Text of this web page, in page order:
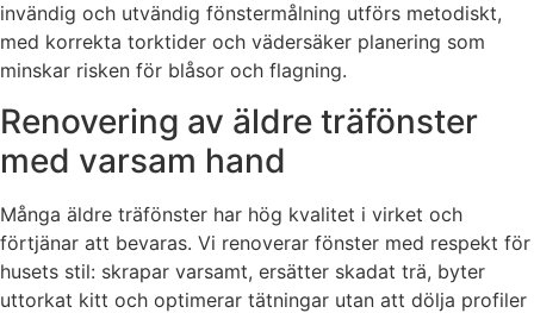
invändig och utvändig fönstermålning utförs metodiskt,
med korrekta torktider och vädersäker planering som
minskar risken för blåsor och flagning.
Renovering av äldre träfönster
med varsam hand
Många äldre träfönster har hög kvalitet i virket och
förtjänar att bevaras. Vi renoverar fönster med respekt för
husets stil: skrapar varsamt, ersätter skadat trä, byter
uttorkat kitt och optimerar tätningar utan att dölja profiler